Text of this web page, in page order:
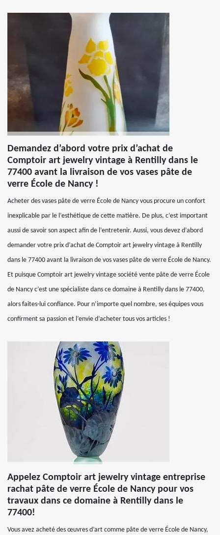
Demandez d’abord votre prix d’achat de
Comptoir art jewelry vintage à Rentilly dans le
77400 avant la livraison de vos vases pâte de
verre École de Nancy !
Acheter des vases pâte de verre École de Nancy vous procure un confort
inexplicable par le l’esthétique de cette matière. De plus, c’est important
aussi de savoir son aspect afin de l’entretenir. Aussi, vous devez d’abord
demander votre prix d’achat de Comptoir art jewelry vintage à Rentilly
dans le 77400 avant la livraison de vos vases pâte de verre École de Nancy.
Et puisque Comptoir art jewelry vintage société vente pâte de verre École
de Nancy c’est une spécialiste dans ce domaine à Rentilly dans le 77400,
alors faites-lui confiance. Pour n’importe quel nombre, ses équipes vous
confirment sa passion et l’envie d’acheter tous vos articles !
Appelez Comptoir art jewelry vintage entreprise
rachat pâte de verre École de Nancy pour vos
travaux dans ce domaine à Rentilly dans le
77400!
Vous avez acheté des œuvres d’art comme pâte de verre École de Nancy,